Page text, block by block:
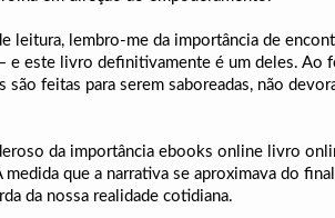
leitura, lembro-me da importância de
este livro definitivamente é um deles. Ao
feitas para serem saboreadas, não
da importância ebooks online livro
que a narrativa se aproximava do
da nossa realidade cotidiana.